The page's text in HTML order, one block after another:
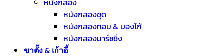
หนังกลอง
หนังกลองชุด
หนังกลองทอม & บองโก้
หนังกลองมาร์ชชิ่ง
ขาตั้ง & เก้าอี้